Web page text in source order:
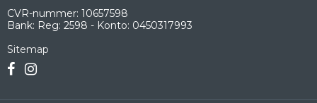
CVR-nummer: 10657598
Bank: Reg: 2598 - Konto: 0450317993
Sitemap